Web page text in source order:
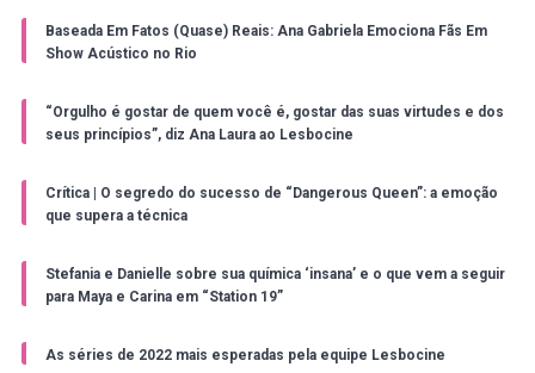
Baseada Em Fatos (Quase) Reais: Ana Gabriela Emociona Fãs Em
Show Acústico no Rio
“Orgulho é gostar de quem você é, gostar das suas virtudes e dos
seus princípios”, diz Ana Laura ao Lesbocine
Crítica | O segredo do sucesso de “Dangerous Queen”: a emoção
que supera a técnica
Stefania e Danielle sobre sua química ‘insana’ e o que vem a seguir
para Maya e Carina em “Station 19”
As séries de 2022 mais esperadas pela equipe Lesbocine